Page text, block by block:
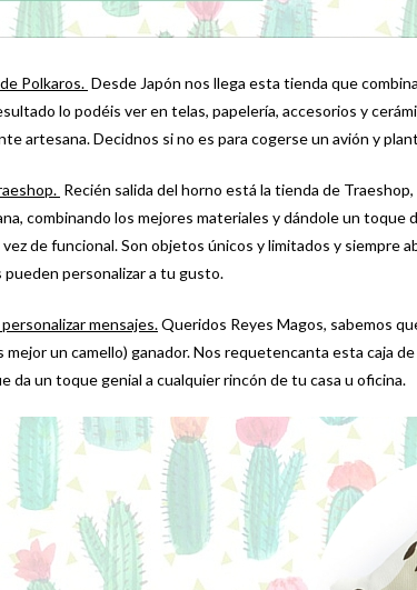
Polkaros. Desde Japón nos llega esta tienda que
lo podéis ver en telas, papelería, accesorios y
artesana. Decidnos si no es para cogerse un avión y
Recién salida del horno está la tienda de
combinando los mejores materiales y dándole un toque
vez de funcional. Son objetos únicos y limitados y siempre
pueden personalizar a tu gusto.
mensajes.Queridos Reyes Magos, sabemos
mejor un camello) ganador. Nos requetencanta esta caja
da un toque genial a cualquier rincón de tu casa u oficina.